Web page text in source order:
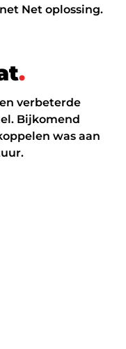
Net oplossing.
t.
verbeterde
Bijkomend
was aan